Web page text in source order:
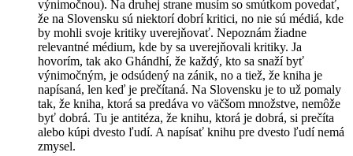
výnimočnou). Na druhej strane musím so smútkom povedať,
že na Slovensku sú niektorí dobrí kritici, no nie sú médiá, kde
by mohli svoje kritiky uverejňovať. Nepoznám žiadne
relevantné médium, kde by sa uverejňovali kritiky. Ja
hovorím, tak ako Ghándhí, že každý, kto sa snaží byť
výnimočným, je odsúdený na zánik, no a tiež, že kniha je
napísaná, len keď je prečítaná. Na Slovensku je to už pomaly
tak, že kniha, ktorá sa predáva vo väčšom množstve, nemôže
byť dobrá. Tu je antitéza, že knihu, ktorá je dobrá, si prečíta
alebo kúpi dvesto ľudí. A napísať knihu pre dvesto ľudí nemá
zmysel.